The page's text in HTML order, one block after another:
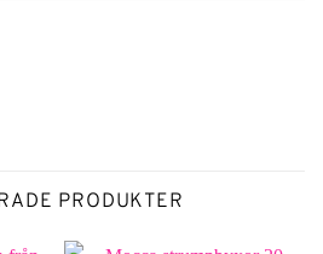
PRODUKTER